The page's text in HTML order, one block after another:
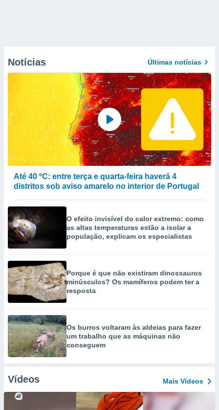
Notícias Últimas notícias
Até 40 ºC: entre terça e quarta-feira haverá 4
distritos sob aviso amarelo no interior de Portugal
O efeito invisível do calor extremo: como
as altas temperaturas estão a isolar a
população, explicam os especialistas
Porque é que não existiram dinossauros
minúsculos? Os mamíferos podem ter a
resposta
Os burros voltaram às aldeias para fazer
um trabalho que as máquinas não
conseguem
Vídeos Mais Vídeos